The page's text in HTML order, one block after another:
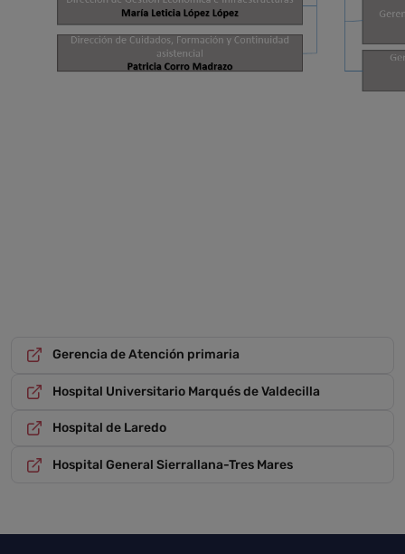
Gerencia de Atención primaria
Hospital Universitario Marqués de Valdecilla
Hospital de Laredo
Hospital General Sierrallana-Tres Mares